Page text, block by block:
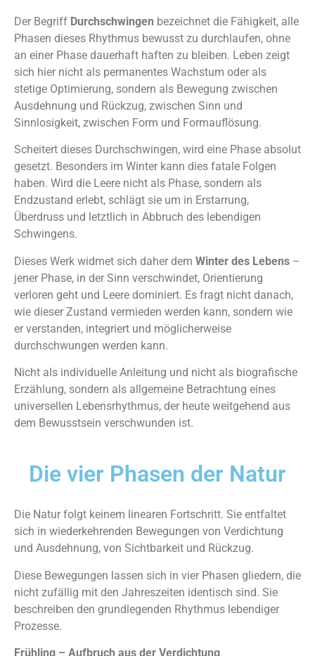
Der Begriff Durchschwingen bezeichnet die Fähigkeit, alle
Phasen dieses Rhythmus bewusst zu durchlaufen, ohne
an einer Phase dauerhaft haften zu bleiben. Leben zeigt
sich hier nicht als permanentes Wachstum oder als
stetige Optimierung, sondern als Bewegung zwischen
Ausdehnung und Rückzug, zwischen Sinn und
Sinnlosigkeit, zwischen Form und Formauflösung.
Scheitert dieses Durchschwingen, wird eine Phase absolut
gesetzt. Besonders im Winter kann dies fatale Folgen
haben. Wird die Leere nicht als Phase, sondern als
Endzustand erlebt, schlägt sie um in Erstarrung,
Überdruss und letztlich in Abbruch des lebendigen
Schwingens.
Dieses Werk widmet sich daher dem Winter des Lebens –
jener Phase, in der Sinn verschwindet, Orientierung
verloren geht und Leere dominiert. Es fragt nicht danach,
wie dieser Zustand vermieden werden kann, sondern wie
er verstanden, integriert und möglicherweise
durchschwungen werden kann.
Nicht als individuelle Anleitung und nicht als biografische
Erzählung, sondern als allgemeine Betrachtung eines
universellen Lebensrhythmus, der heute weitgehend aus
dem Bewusstsein verschwunden ist.
Die vier Phasen der Natur
Die Natur folgt keinem linearen Fortschritt. Sie entfaltet
sich in wiederkehrenden Bewegungen von Verdichtung
und Ausdehnung, von Sichtbarkeit und Rückzug.
Diese Bewegungen lassen sich in vier Phasen gliedern, die
nicht zufällig mit den Jahreszeiten identisch sind. Sie
beschreiben den grundlegenden Rhythmus lebendiger
Prozesse.
Frühling – Aufbruch aus der Verdichtung